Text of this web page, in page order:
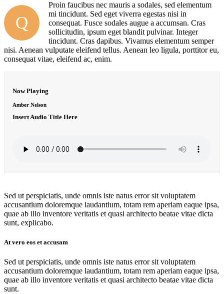
Q
Proin faucibus nec mauris a sodales, sed elementum
mi tincidunt. Sed eget viverra egestas nisi in
consequat. Fusce sodales augue a accumsan. Cras
sollicitudin, ipsum eget blandit pulvinar. Integer
tincidunt. Cras dapibus. Vivamus elementum semper
nisi. Aenean vulputate eleifend tellus. Aenean leo ligula, porttitor eu,
consequat vitae, eleifend ac, enim.
Now Playing
Amber Nelson
Insert Audio Title Here
Sed ut perspiciatis, unde omnis iste natus error sit voluptatem
accusantium doloremque laudantium, totam rem aperiam eaque ipsa,
quae ab illo inventore veritatis et quasi architecto beatae vitae dicta
sunt, explicabo.
At vero eos et accusam
Sed ut perspiciatis, unde omnis iste natus error sit voluptatem
accusantium doloremque laudantium, totam rem aperiam eaque ipsa,
quae ab illo inventore veritatis et quasi architecto beatae vitae dicta
sunt.